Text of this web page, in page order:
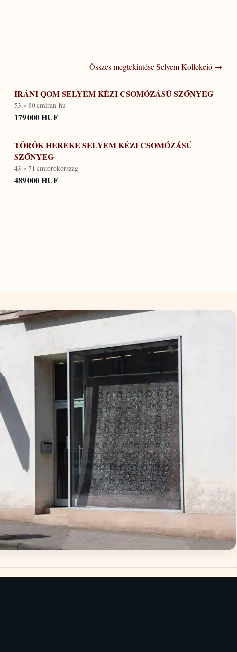
Összes megtekintése Selyem Kollekció →
IRÁNI QOM SELYEM KÉZI CSOMÓZÁSÚ SZŐNYEG
53 × 80 cmiran-hu
179 000 HUF
TÖRÖK HEREKE SELYEM KÉZI CSOMÓZÁSÚ
SZŐNYEG
43 × 71 cmtorokorszag
489 000 HUF